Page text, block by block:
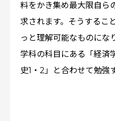
料をかき集め最大限自ら
求されます。そうするこ
っと理解可能なものにな
学科の科目にある「経済
史1・2」と合わせて勉強